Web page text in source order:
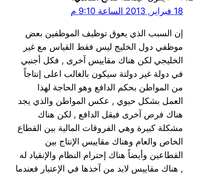
18 فبراير, 2013 الساعة 9:10 م
إن السبب الذي يعوق توظيف الموظفين بعض
موظفي دول الخليج ليس فقط القياس مع غير
الخليجي لكن هناك مقاييس آخرى , فكل أجنبي
في دولة غير دولتة سيكون بالغالب اعلى إنتاجاً
من المواطن بحكم الدافع وهو الحاجة لهذا
العمل بشكل حيوي , عكس المواطن والذي يجد
هناك فرص آخرى فيقل الدافع , لكن هناك
مشكلة كبيرة وهي الفروقات المالية بين القطاع
الخاص والعام وهناك مقاييس الإنتاج بين
القطاعين وأيضاً هناك إحترام النظام والإنقياد له
, هناك مقاييس لابد من آخذها في الإعتبار فعندما